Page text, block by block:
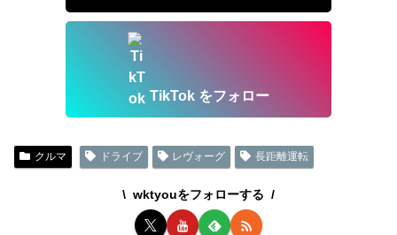
TikTok をフォロー
クルマ ドライブ レヴォーグ 長距離運転
wktyouをフォローする